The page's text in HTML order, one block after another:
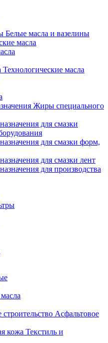
Белые масла и вазелины
масла
Технологические масла
Жиры специального
для смазки
для смазки форм,
для смазки лент
для производства
Асфальтовое
Текстиль и